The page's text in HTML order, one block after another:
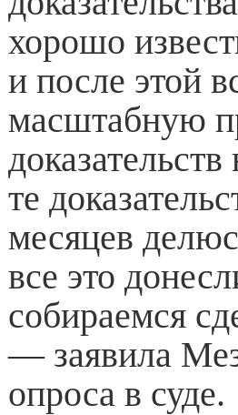
хорошо
и после этой
масштабную
те
месяцев
все это
собираемся
— заявила
опроса в суде.